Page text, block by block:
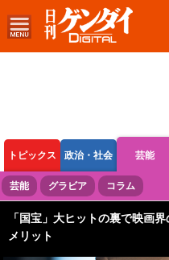
トピックス 政治・社会 芸能
ボートレース 競輪 オートレ
芸能 グラビア コラム
「国宝」大ヒットの裏で映画
メリット